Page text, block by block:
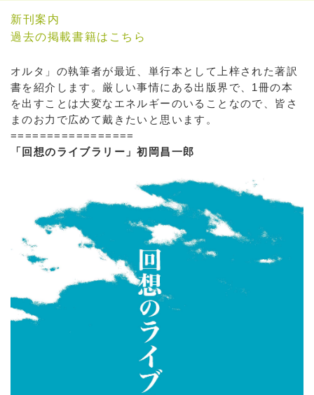
新刊案内
過去の掲載書籍はこちら
オルタ」の執筆者が最近、単行本として上梓された著訳
書を紹介します。厳しい事情にある出版界で、1冊の本
を出すことは大変なエネルギーのいることなので、皆さ
まのお力で広めて戴きたいと思います。
=================
「回想のライブラリー」初岡昌一郎